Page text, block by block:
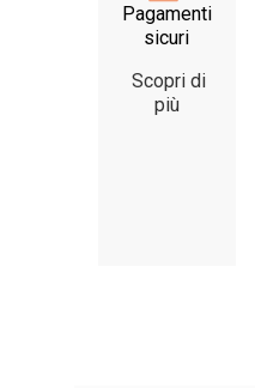
Pagamenti
sicuri
Scopri di
più